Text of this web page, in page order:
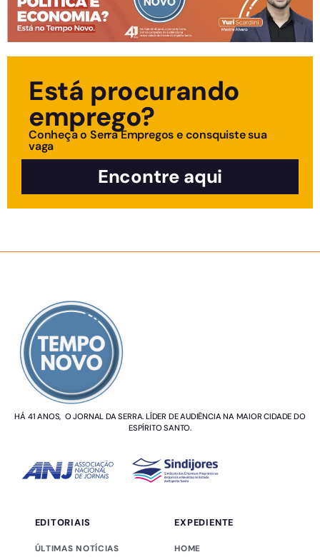
Está procurando
emprego?
Conheça o Serra Empregos e consquiste sua
vaga
Encontre aqui
HÁ 41 ANOS, O JORNAL DA SERRA. LÍDER DE AUDIÊNCIA NA MAIOR CIDADE DO
ESPÍRITO SANTO.
EDITORIAIS
ÚLTIMAS NOTÍCIAS
EXPEDIENTE
HOME